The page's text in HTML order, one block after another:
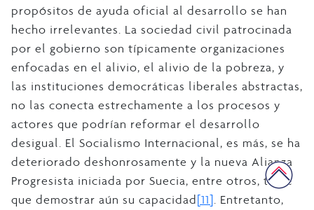
propósitos de ayuda oficial al desarrollo se han
hecho irrelevantes. La sociedad civil patrocinada
por el gobierno son típicamente organizaciones
enfocadas en el alivio, el alivio de la pobreza, y
las instituciones democráticas liberales abstractas,
no las conecta estrechamente a los procesos y
actores que podrían reformar el desarrollo
desigual. El Socialismo Internacional, es más, se ha
deteriorado deshonrosamente y la nueva Alianza
Progresista iniciada por Suecia, entre otros, tiene
que demostrar aún su capacidad[11]. Entretanto,